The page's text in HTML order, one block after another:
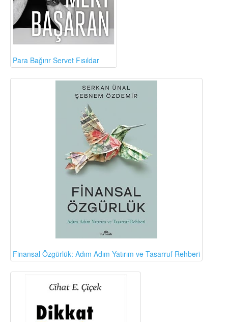
Para Bağırır Servet Fısıldar
Finansal Özgürlük: Adım Adım Yatırım ve Tasarruf Rehberi